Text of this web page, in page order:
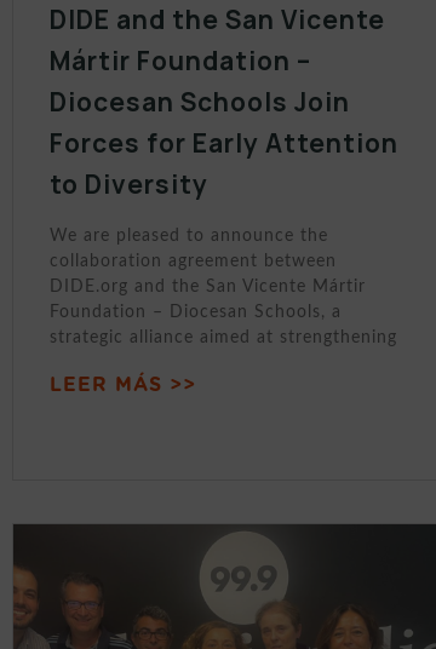
DIDE and the San Vicente
Mártir Foundation –
Diocesan Schools Join
Forces for Early Attention
to Diversity
We are pleased to announce the
collaboration agreement between
DIDE.org and the San Vicente Mártir
Foundation – Diocesan Schools, a
strategic alliance aimed at strengthening
LEER MÁS >>